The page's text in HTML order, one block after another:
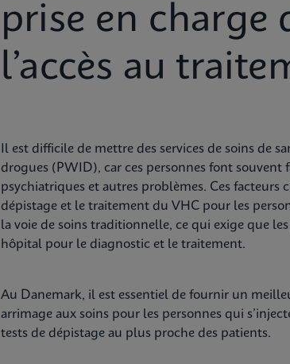
prise en charge
l’accès au
Il est difficile de mettre des services de soins de
drogues (PWID), car ces personnes font souvent
psychiatriques et autres problèmes. Ces facteurs
dépistage et le traitement du VHC pour les
la voie de soins traditionnelle, ce qui exige que
hôpital pour le diagnostic et le traitement.
Au Danemark, il est essentiel de fournir un
arrimage aux soins pour les personnes qui
tests de dépistage au plus proche des patients.